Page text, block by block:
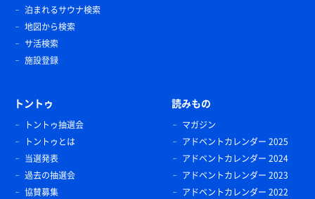
泊まれるサウナ検索
地図から検索
サ活検索
施設登録
トントゥ
トントゥ抽選会
トントゥとは
当選発表
過去の抽選会
協賛募集
読みもの
マガジン
アドベントカレンダー 2025
アドベントカレンダー 2024
アドベントカレンダー 2023
アドベントカレンダー 2022